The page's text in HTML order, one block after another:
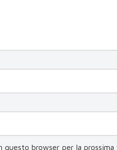
browser per la prossima